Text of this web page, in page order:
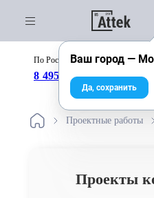
По России бесплатно:
8 495 246-04-43
Проектные работы
Проекты
Ваш город —
Да, сохранить